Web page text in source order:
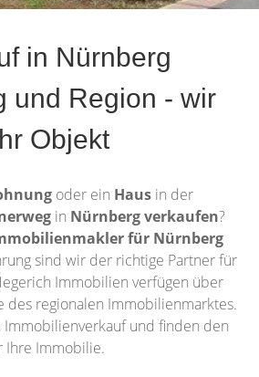
in Nürnberg
und Region - wir
Objekt
oder ein Haus in der
in Nürnbergverkaufen?
für Nürnberg
sind wir der richtige Partner für
Immobilien verfügen über
des regionalen Immobilienmarktes.
und finden den
Ihre Immobilie.